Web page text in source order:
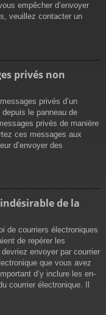
empêcher d’envoyer
veuillez contacter un
privés non
privés d’un
le panneau de
privés de manière
ces messages aux
d’envoyer des
de la
de courriers électroniques
de repérer les
envoyer par courrier
que vous avez
d’y inclure les en-
courrier électronique. Il